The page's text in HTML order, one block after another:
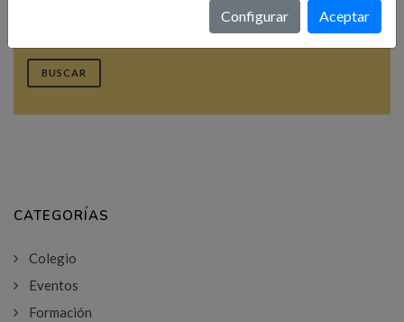
BUSCAR
CATEGORÍAS
Colegio
Eventos
Formación
Configurar Aceptar